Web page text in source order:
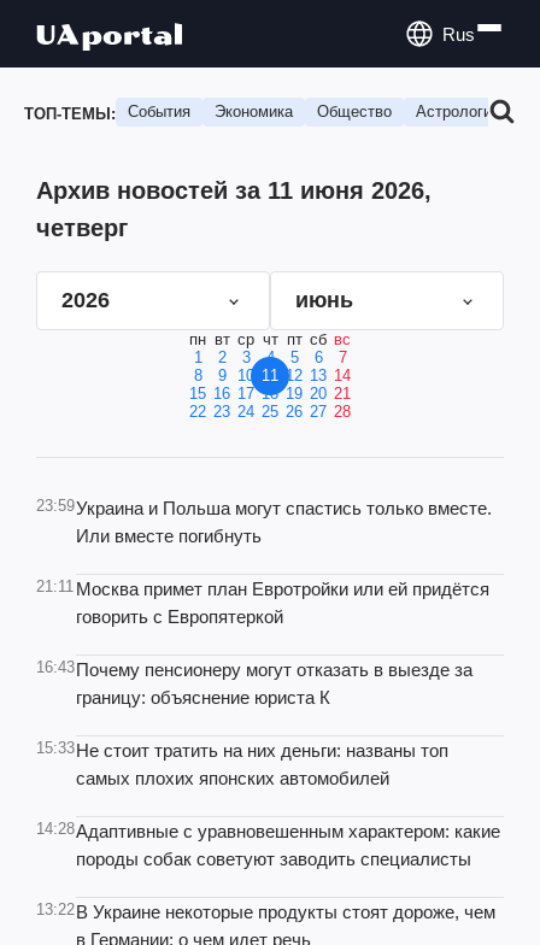
Rus
ТОП-ТЕМЫ: События Экономика Общество Астрология
Архив новостей за 11 июня 2026,
четверг
2026 июнь
пн вт ср чт пт сб вс
1
2 3 4 5 6
7
8
9 10 11 12 13 14
15 16 17 18 19 20 21
22 23 24 25 26 27 28
23:59Украина и Польша могут спастись только вместе.
Или вместе погибнуть
21:11 Москва примет план Евротройки или ей придётся
говорить с Европятеркой
16:43Почему пенсионеру могут отказать в выезде за
границу: объяснение юриста К
15:33Не стоит тратить на них деньги: названы топ
самых плохих японских автомобилей
14:28Адаптивные с уравновешенным характером: какие
породы собак советуют заводить специалисты
13:22В Украине некоторые продукты стоят дороже, чем
в Германии: о чем идет речь